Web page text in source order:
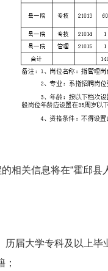
相关信息将在“霍邱县
届大学专科及以上
；